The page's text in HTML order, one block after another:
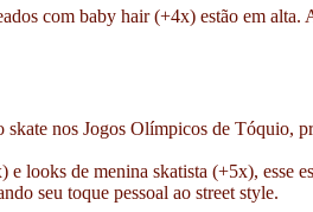
com baby hair (+4x) estão em alta.
nos Jogos Olímpicos de Tóquio,
looks de menina skatista (+5x),
seu toque pessoal ao street style.